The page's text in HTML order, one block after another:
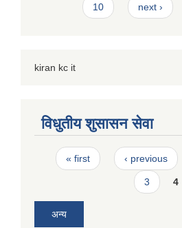
10 next ›
kiran kc it
विधुतीय शुसासन सेवा
Pages
« first ‹ previous
3 4
अन्य